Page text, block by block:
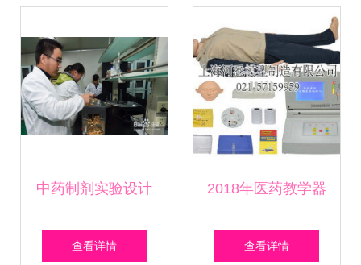
中药制剂实验设计
方法及其在医药教
查看详情
2018年医药教学器
材价格与批发市场
查看详情